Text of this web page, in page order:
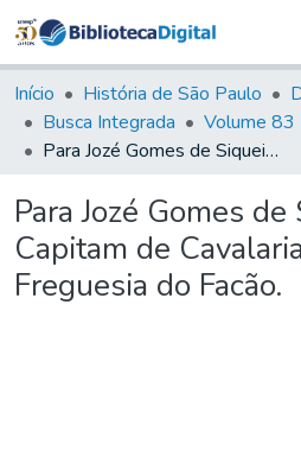
&
Tudo na
Início História de São Paulo
Busca Integrada
Para Jozé Gomes de Siqueira, Capitam de Cavalaria Auxiliar da Freguesia do Facão.
Para Jozé Gomes de
Capitam de
Freguesia do Facão.